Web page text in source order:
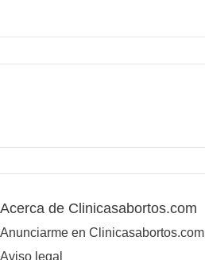
Acerca de Clinicasabortos.com
Anunciarme en Clinicasabortos.com
Aviso legal